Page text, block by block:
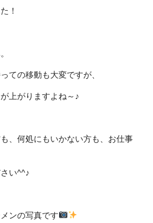
！
ての移動も大変ですが、
上がりますよね～♪
、何処にもいかない方も、お仕事
い^^♪
ンの写真です